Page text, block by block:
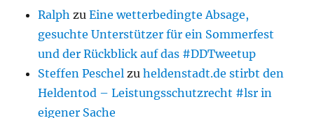
Ralph zuEine wetterbedingte Absage,
gesuchte Unterstützer für ein Sommerfest
und der Rückblick auf das #DDTweetup
Steffen Peschel zuheldenstadt.de stirbt den
Heldentod – Leistungsschutzrecht #lsr in
eigener Sache